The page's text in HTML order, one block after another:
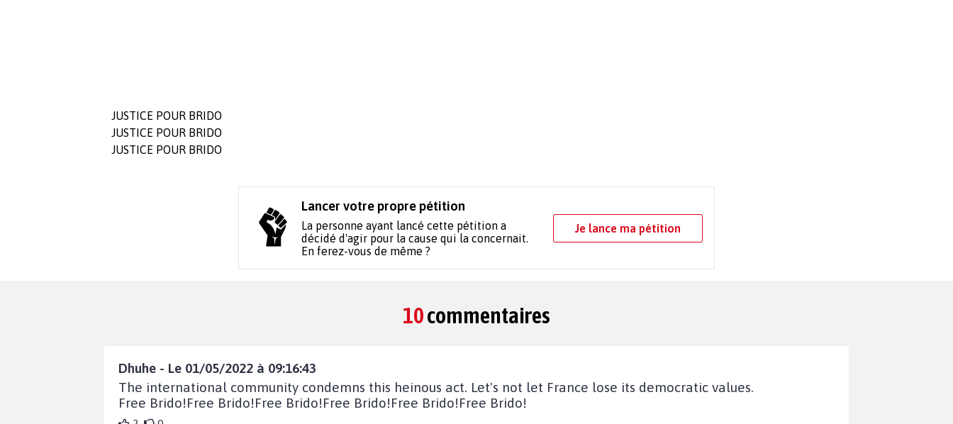
JUSTICE POUR BRIDO
JUSTICE POUR BRIDO
JUSTICE POUR BRIDO
Lancer votre propre pétition
La personne ayant lancé cette pétition a
décidé d'agir pour la cause qui la concernait.
En ferez-vous de même ?
Je lance ma pétition
10commentaires
Dhuhe - Le 01/05/2022 à 09:16:43
The international community condemns this heinous act. Let's not let France lose its democratic values.
Free Brido!Free Brido!Free Brido!Free Brido!Free Brido!Free Brido!